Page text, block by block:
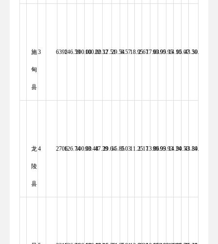
3
施
甸
县
6392 146.59 100.00 100.00 22.32 17.51 29.54 8.57 18.95 2.67 17.63 99.95 99.95 14.10 95.07 43.50
4
龙
陵
县
2706 126.74 100.00 93.48 47.39 29.64 15.85 9.03 11.25 1.17 13.86 99.93 99.93 14.24 90.53 43.84